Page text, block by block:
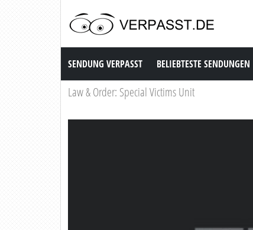
Sendung Verpasst
SENDUNG VERPASST BELIEBTESTE SENDUNGEN
Law & Order: Special Victims Unit